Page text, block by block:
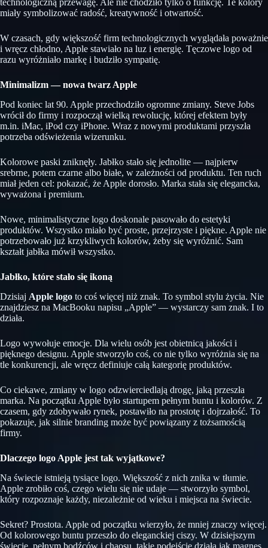
technologiczną przewagę. Ale nie chodziło tylko o funkcję. Te kolory
miały symbolizować radość, kreatywność i otwartość.
W czasach, gdy większość firm technologicznych wyglądała poważnie
i wręcz chłodno, Apple stawiało na luz i energię. Tęczowe logo od
razu wyróżniało markę i budziło sympatię.
Minimalizm — nowa twarz Apple
Pod koniec lat 90. Apple przechodziło ogromne zmiany. Steve Jobs
wrócił do firmy i rozpoczął wielką rewolucję, której efektem były
m.in. iMac, iPod czy iPhone. Wraz z nowymi produktami przyszła
potrzeba odświeżenia wizerunku.
Kolorowe paski zniknęły. Jabłko stało się jednolite — najpierw
srebrne, potem czarne albo białe, w zależności od produktu. Ten ruch
miał jeden cel: pokazać, że Apple dorosło. Marka stała się elegancka,
wyważona i premium.
Nowe, minimalistyczne logo doskonale pasowało do estetyki
produktów. Wszystko miało być proste, przejrzyste i piękne. Apple nie
potrzebowało już krzykliwych kolorów, żeby się wyróżnić. Sam
kształt jabłka mówił wszystko.
Jabłko, które stało się ikoną
Dzisiaj Apple logo to coś więcej niż znak. To symbol stylu życia. Nie
znajdziesz na MacBooku napisu „Apple” — wystarczy sam znak. I to
działa.
Logo wywołuje emocje. Dla wielu osób jest obietnicą jakości i
pięknego designu. Apple stworzyło coś, co nie tylko wyróżnia się na
tle konkurencji, ale wręcz definiuje całą kategorię produktów.
Co ciekawe, zmiany w logo odzwierciedlają drogę, jaką przeszła
marka. Na początku Apple było startupem pełnym buntu i kolorów. Z
czasem, gdy zdobywało rynek, postawiło na prostotę i dojrzałość. To
pokazuje, jak silnie branding może być powiązany z tożsamością
firmy.
Dlaczego logo Apple jest tak wyjątkowe?
Na świecie istnieją tysiące logo. Większość z nich znika w tłumie.
Apple zrobiło coś, czego wielu się nie udaje — stworzyło symbol,
który rozpoznaje każdy, niezależnie od wieku i miejsca na świecie.
Sekret? Prostota. Apple od początku wierzyło, że mniej znaczy więcej.
Od kolorowego buntu przeszło do eleganckiej ciszy. W dzisiejszym
świecie, pełnym bodźców i chaosu, takie podejście działa jak magnes.